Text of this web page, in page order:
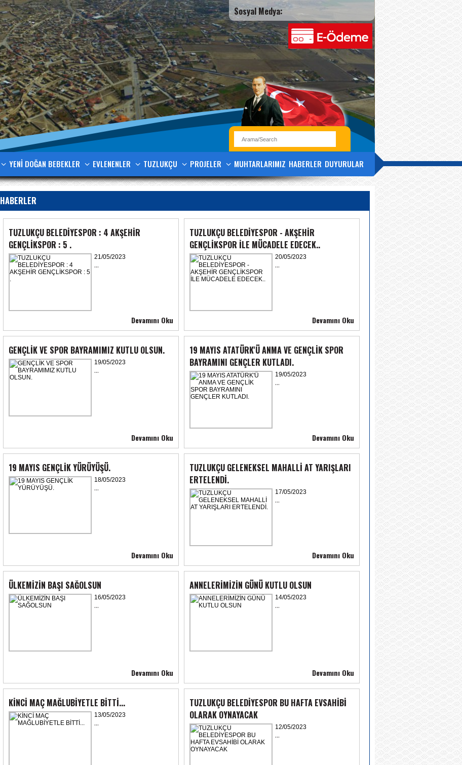
Sosyal Medya:
YENİ DOĞAN BEBEKLER EVLENENLER TUZLUKÇU PROJELER MUHTARLARIMIZ HABERLER DUYURULAR
HABERLER
TUZLUKÇU BELEDİYESPOR : 4 AKŞEHİR
GENÇLİKSPOR : 5 .
21/05/2023
...
Devamını Oku
TUZLUKÇU BELEDİYESPOR - AKŞEHİR
GENÇLİKSPOR İLE MÜCADELE EDECEK..
20/05/2023
...
Devamını Oku
GENÇLİK VE SPOR BAYRAMIMIZ KUTLU OLSUN.
19/05/2023
...
Devamını Oku
19 MAYIS ATATÜRK'Ü ANMA VE GENÇLİK SPOR
BAYRAMINI GENÇLER KUTLADI.
19/05/2023
...
Devamını Oku
19 MAYIS GENÇLİK YÜRÜYÜŞÜ.
18/05/2023
...
Devamını Oku
TUZLUKÇU GELENEKSEL MAHALLİ AT YARIŞLARI
ERTELENDİ.
17/05/2023
...
Devamını Oku
ÜLKEMİZİN BAŞI SAĞOLSUN
16/05/2023
...
Devamını Oku
ANNELERİMİZİN GÜNÜ KUTLU OLSUN
14/05/2023
...
Devamını Oku
KİNCİ MAÇ MAĞLUBİYETLE BİTTİ...
13/05/2023
...
TUZLUKÇU BELEDİYESPOR BU HAFTA EVSAHİBİ
OLARAK OYNAYACAK
12/05/2023
...